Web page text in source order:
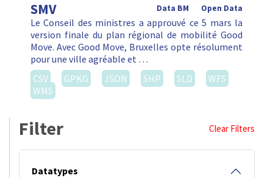
SMV Open Data
Data BM
Le Conseil des ministres a approuvé ce 5 mars la
version finale du plan régional de mobilité Good
Move. Avec Good Move, Bruxelles opte résolument
pour une ville agréable et …
CSV
GPKG JSON SHP SLD
WFS
WMS
Filter Clear Filters
Datatypes